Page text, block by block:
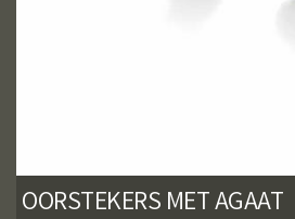
OORSTEKERS MET AGAAT